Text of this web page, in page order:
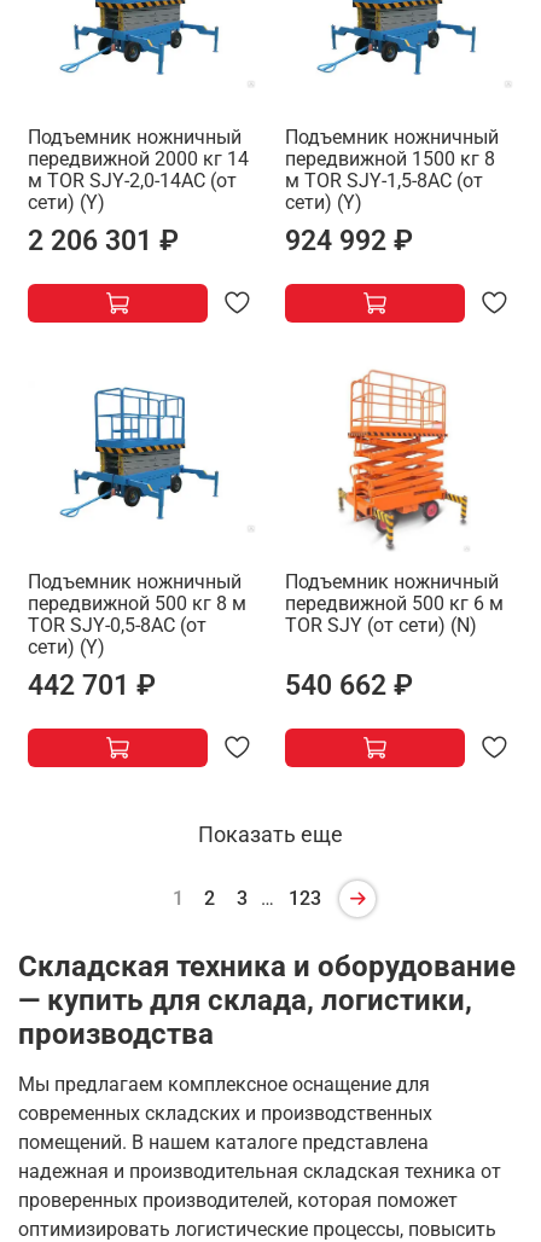
Подъемник ножничный
передвижной 2000 кг 14
м TOR SJY-2,0-14AC (от
сети) (Y)
2 206 301 ₽
Подъемник ножничный
передвижной 1500 кг 8
м TOR SJY-1,5-8AC (от
сети) (Y)
924 992 ₽
Подъемник ножничный
передвижной 500 кг 8 м
TOR SJY-0,5-8AC (от
сети) (Y)
442 701 ₽
Подъемник ножничный
передвижной 500 кг 6 м
TOR SJY (от сети) (N)
540 662 ₽
Показать еще
1 2 3 … 123
Складская техника и оборудование
— купить для склада, логистики,
производства
Мы предлагаем комплексное оснащение для
современных складских и производственных
помещений. В нашем каталоге представлена
надежная и производительная складская техника от
проверенных производителей, которая поможет
оптимизировать логистические процессы, повысить